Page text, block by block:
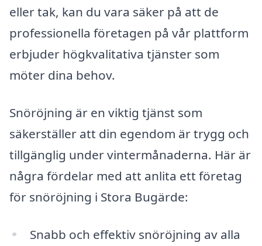
eller tak, kan du vara säker på att de
professionella företagen på vår plattform
erbjuder högkvalitativa tjänster som
möter dina behov.
Snöröjning är en viktig tjänst som
säkerställer att din egendom är trygg och
tillgänglig under vintermånaderna. Här är
några fördelar med att anlita ett företag
för snöröjning i Stora Bugärde:
Snabb och effektiv snöröjning av alla